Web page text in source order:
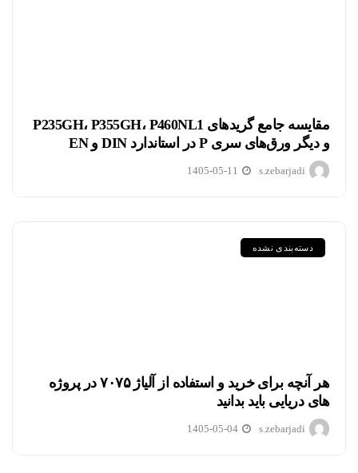
مقایسه جامع گریدهای P235GH، P355GH، P460NL1
و دیگر ورق‌های سری P در استاندارد DIN و EN
s.zebarjadi
1405-05-11
دسته‌بندی نشده
هر آنچه برای خرید و استفاده از آلیاژ ۷۰۷۵ در پروژه
های دریایی باید بدانید
s.zebarjadi
1405-05-04